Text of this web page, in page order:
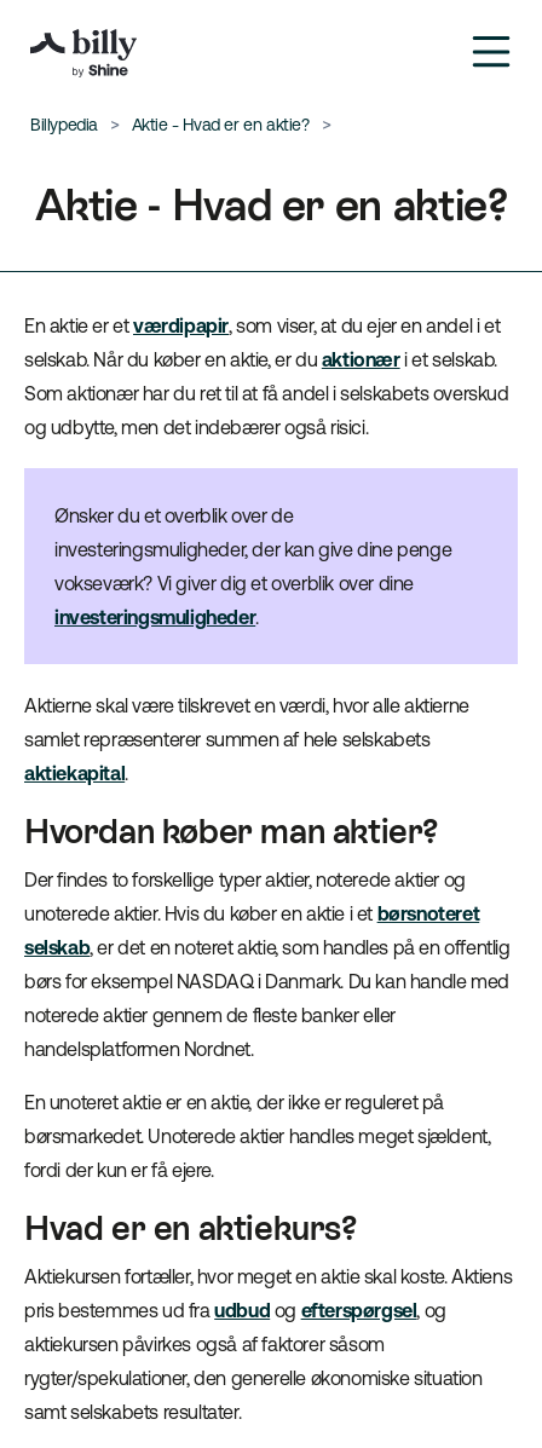
Billypedia Aktie - Hvad er en aktie?
Aktie - Hvad er en aktie?
En aktie er etværdipapir, som viser, at du ejer en andel i et
selskab. Når du køber en aktie, er du aktionæri et selskab.
Som aktionær har du ret til at få andel i selskabets overskud
og udbytte, men det indebærer også risici.
Ønsker du et overblik over de
investeringsmuligheder, der kan give dine penge
vokseværk? Vi giver dig et overblik over dine
investeringsmuligheder.
Aktierne skal være tilskrevet en værdi, hvor alle aktierne
samlet repræsenterer summen af hele selskabets
aktiekapital.
Hvordan køber man aktier?
Der findes to forskellige typer aktier, noterede aktier og
unoterede aktier. Hvis du køber en aktie i et børsnoteret
selskab, er det en noteret aktie, som handles på en offentlig
børs for eksempel NASDAQ i Danmark. Du kan handle med
noterede aktier gennem de fleste banker eller
handelsplatformen Nordnet.
En unoteret aktie er en aktie, der ikke er reguleret på
børsmarkedet. Unoterede aktier handles meget sjældent,
fordi der kun er få ejere.
Hvad er en aktiekurs?
Aktiekursen fortæller, hvor meget en aktie skal koste. Aktiens
pris bestemmes ud fraudbud og efterspørgsel, og
aktiekursen påvirkes også af faktorer såsom
rygter/spekulationer, den generelle økonomiske situation
samt selskabets resultater.